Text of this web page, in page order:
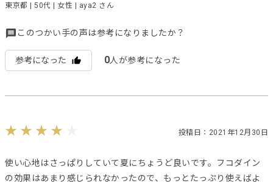
東京都 | 50代 | 女性 | aya2 さん
このつかい手の声は参考になりましたか？
参考になった 0人が参考になった
投稿日：2021年12月30日
使い心地はさっぱりしていて夏にちょうど良いです。フコダイン
の効果はあまり感じられなかったので、もっとたっぷり使えばよ